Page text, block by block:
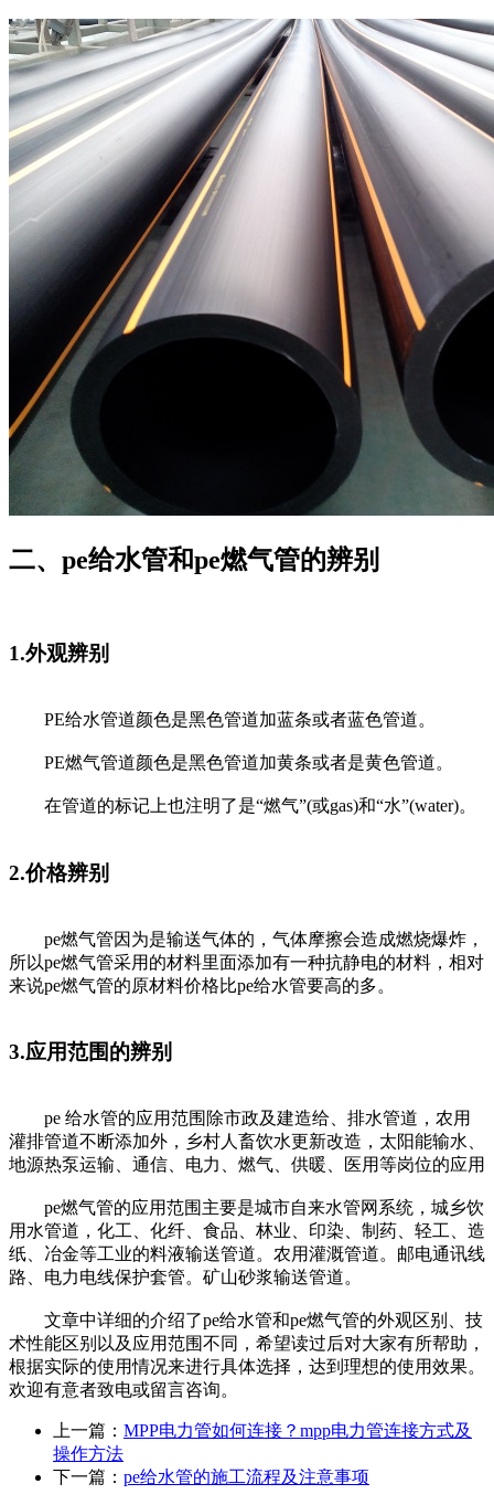
二、pe给水管和pe燃气管的辨别
1.外观辨别
PE给水管道颜色是黑色管道加蓝条或者蓝色管道。
PE燃气管道颜色是黑色管道加黄条或者是黄色管道。
在管道的标记上也注明了是“燃气”(或gas)和“水”(water)。
2.价格辨别
pe燃气管因为是输送气体的，气体摩擦会造成燃烧爆炸，
所以pe燃气管采用的材料里面添加有一种抗静电的材料，相对
来说pe燃气管的原材料价格比pe给水管要高的多。
3.应用范围的辨别
pe 给水管的应用范围除市政及建造给、排水管道，农用
灌排管道不断添加外，乡村人畜饮水更新改造，太阳能输水、
地源热泵运输、通信、电力、燃气、供暖、医用等岗位的应用
pe燃气管的应用范围主要是城市自来水管网系统，城乡饮
用水管道，化工、化纤、食品、林业、印染、制药、轻工、造
纸、冶金等工业的料液输送管道。农用灌溉管道。邮电通讯线
路、电力电线保护套管。矿山砂浆输送管道。
文章中详细的介绍了pe给水管和pe燃气管的外观区别、技
术性能区别以及应用范围不同，希望读过后对大家有所帮助，
根据实际的使用情况来进行具体选择，达到理想的使用效果。
欢迎有意者致电或留言咨询。
上一篇： MPP电力管如何连接？mpp电力管连接方式及
操作方法
下一篇： pe给水管的施工流程及注意事项